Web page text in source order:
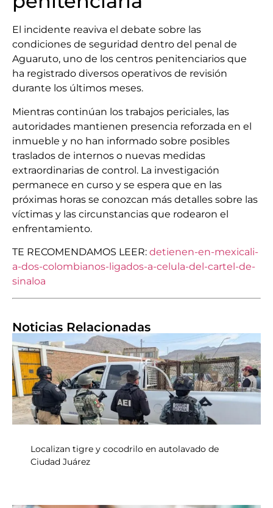
El incidente reaviva el debate sobre las
condiciones de seguridad dentro del penal de
Aguaruto, uno de los centros penitenciarios que
ha registrado diversos operativos de revisión
durante los últimos meses.
Mientras continúan los trabajos periciales, las
autoridades mantienen presencia reforzada en el
inmueble y no han informado sobre posibles
traslados de internos o nuevas medidas
extraordinarias de control. La investigación
permanece en curso y se espera que en las
próximas horas se conozcan más detalles sobre las
víctimas y las circunstancias que rodearon el
enfrentamiento.
TE RECOMENDAMOS LEER: detienen-en-mexicali-
a-dos-colombianos-ligados-a-celula-del-cartel-de-
sinaloa
Noticias Relacionadas
Localizan tigre y cocodrilo en autolavado de
Ciudad Juárez